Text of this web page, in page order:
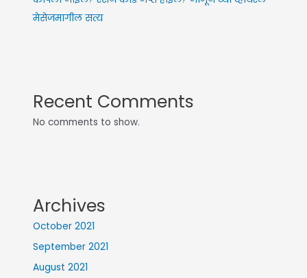
मेसेजमागील सत्य
Recent Comments
No comments to show.
Archives
October 2021
September 2021
August 2021